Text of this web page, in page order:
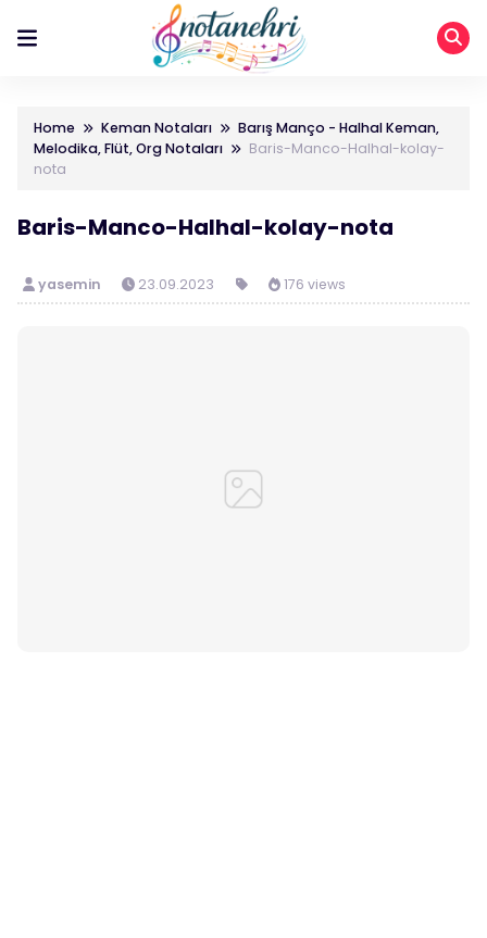
Home Keman Notaları
Barış Manço - Halhal Keman,
Melodika, Flüt, Org Notaları
Baris-Manco-Halhal-kolay-
nota
Baris-Manco-Halhal-kolay-nota
yasemin 23.09.2023 176 views